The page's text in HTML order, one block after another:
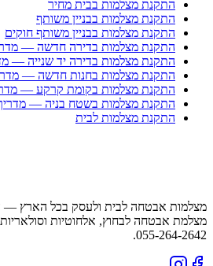
התקנת מצלמות בבית מחיר
התקנת מצלמות בבניין משותף
התקנת מצלמות בבניין משותף חוקים
התקנת מצלמות בדירה חדשה —
התקנת מצלמות בדירה יד שנייה —
התקנת מצלמות בחנות חדשה —
התקנת מצלמות בקומת קרקע —
התקנת מצלמות בשטח בניה —
התקנת מצלמות לבית
מצלמות אבטחה לבית ולעסק בכל הארץ
055-264-2642.